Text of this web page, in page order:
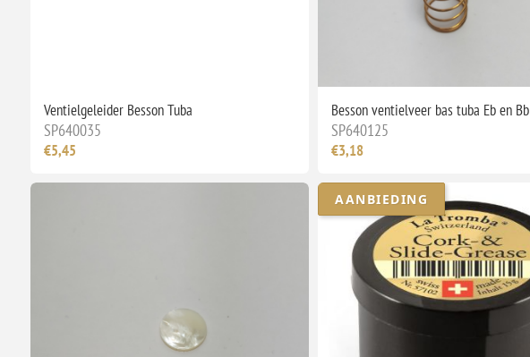
Ventielgeleider Besson Tuba
SP640035
€5,45
Besson ventielveer bas tuba Eb en Bb
SP640125
€3,18
AANBIEDING